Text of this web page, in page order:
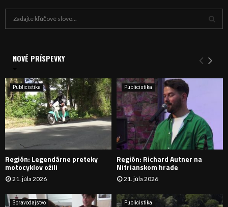
i
e
:
Y
H
D
A
NOVÉ PRÍSPEVKY
Publicistika
Región: Legendárne preteky
motocyklov ožili
21. júla 2026
Publicistika
Región: Richard Autner na
Nitrianskom hrade
21. júla 2026
Spravodajstvo Publicistika